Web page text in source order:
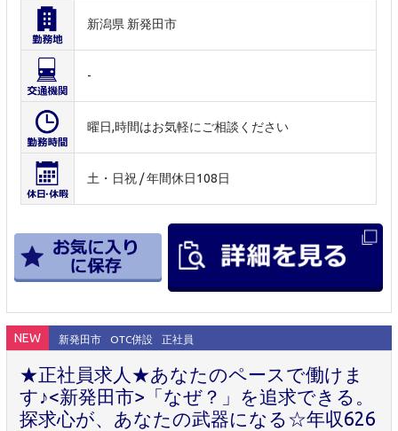
新潟県 新発田市
-
曜日,時間はお気軽にご相談ください
土・日祝 / 年間休日108日
NEW 新発田市 OTC併設 正社員
★正社員求人★あなたのペースで働けま
す♪<新発田市>「なぜ？」を追求できる。
探求心が、あなたの武器になる☆年収626